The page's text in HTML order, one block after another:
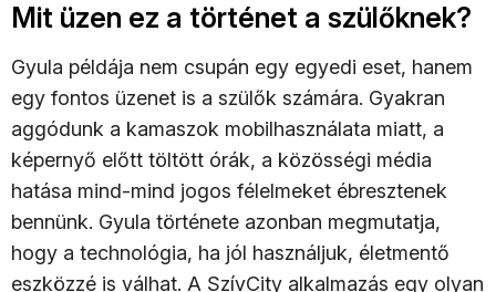
Mit üzen ez a történet a szülőknek?
Gyula példája nem csupán egy egyedi eset, hanem
egy fontos üzenet is a szülők számára. Gyakran
aggódunk a kamaszok mobilhasználata miatt, a
képernyő előtt töltött órák, a közösségi média
hatása mind-mind jogos félelmeket ébresztenek
bennünk. Gyula története azonban megmutatja,
hogy a technológia, ha jól használjuk, életmentő
eszközzé is válhat. A SzívCity alkalmazás egy olyan